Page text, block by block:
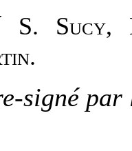
S. Sucy,
signé par